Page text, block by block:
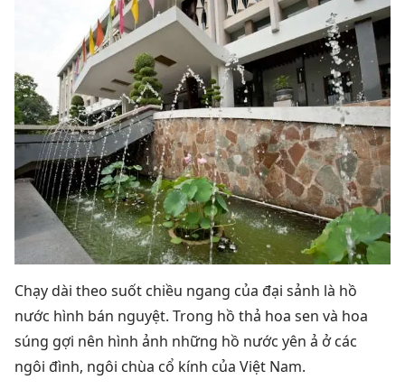
Chạy dài theo suốt chiều ngang của đại sảnh là hồ
nước hình bán nguyệt. Trong hồ thả hoa sen và hoa
súng gợi nên hình ảnh những hồ nước yên ả ở các
ngôi đình, ngôi chùa cổ kính của Việt Nam.